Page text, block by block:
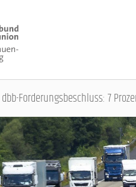
dbb-Forderungsbeschluss: 7